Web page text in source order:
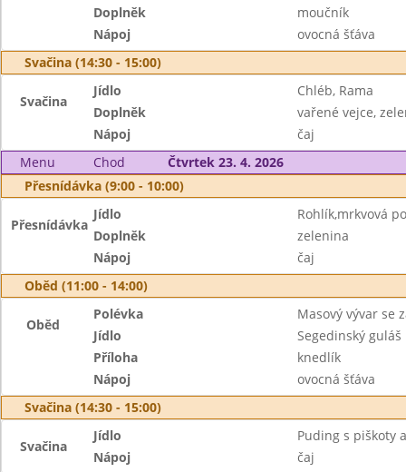
Doplněk
moučník
Nápoj
ovocná šťáva
Svačina (14:30 - 15:00)
Svačina
Jídlo
Chléb, Rama
Doplněk
vařené vejce,
Nápoj
čaj
Menu
Chod
Čtvrtek 23. 4. 2026
Přesnídávka (9:00 - 10:00)
Přesnídávka
Jídlo
Rohlík,mrkvová
Doplněk
zelenina
Nápoj
čaj
Oběd (11:00 - 14:00)
Oběd
Polévka
Masový vývar se
Jídlo
Segedinský guláš
Příloha
knedlík
Nápoj
ovocná šťáva
Svačina (14:30 - 15:00)
Svačina
Jídlo
Puding s piškoty
Nápoj
čaj